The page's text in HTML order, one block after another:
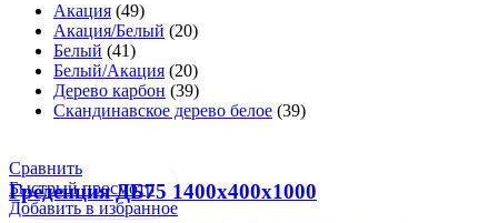
Акация (49)
Акация/Белый (20)
Белый (41)
Белый/Акация (20)
Дерево карбон (39)
Скандинавское дерево белое (39)
Сравнить
Быстрый просмотр
Добавить в избранное
Греденция ДБ75 1400х400х1000